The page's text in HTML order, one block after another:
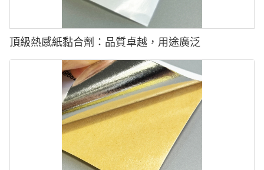
頂級熱感紙黏合劑：品質卓越，用途廣泛